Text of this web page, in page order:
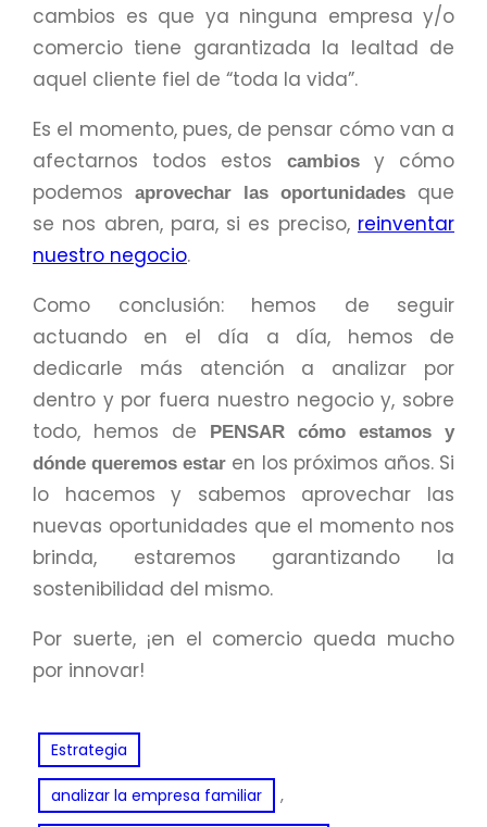
cambios es que ya ninguna empresa y/o
comercio tiene garantizada la lealtad de
aquel cliente fiel de “toda la vida”.
Es el momento, pues, de pensar cómo van a
afectarnos todos estos
cambiosy cómo
podemos
aprovechar las oportunidades
que
se nos abren, para, si es preciso, reinventar
nuestro negocio.
Como conclusión: hemos de seguir
actuando en el día a día, hemos de
dedicarle más atención a analizar por
dentro y por fuera nuestro negocio y, sobre
todo, hemos de
PENSAR cómo estamos y
dónde queremos estar en los próximos años. Si
lo hacemos y sabemos aprovechar las
nuevas oportunidades que el momento nos
brinda, estaremos garantizando la
sostenibilidad del mismo.
Por suerte, ¡en el comercio queda mucho
por innovar!
Estrategia
analizar la empresa familiar ,